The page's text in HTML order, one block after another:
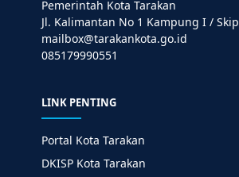
Pemerintah Kota Tarakan
Jl. Kalimantan No 1 Kampung I / Skip
mailbox@tarakankota.go.id
085179990551
LINK PENTING
Portal Kota Tarakan
DKISP Kota Tarakan